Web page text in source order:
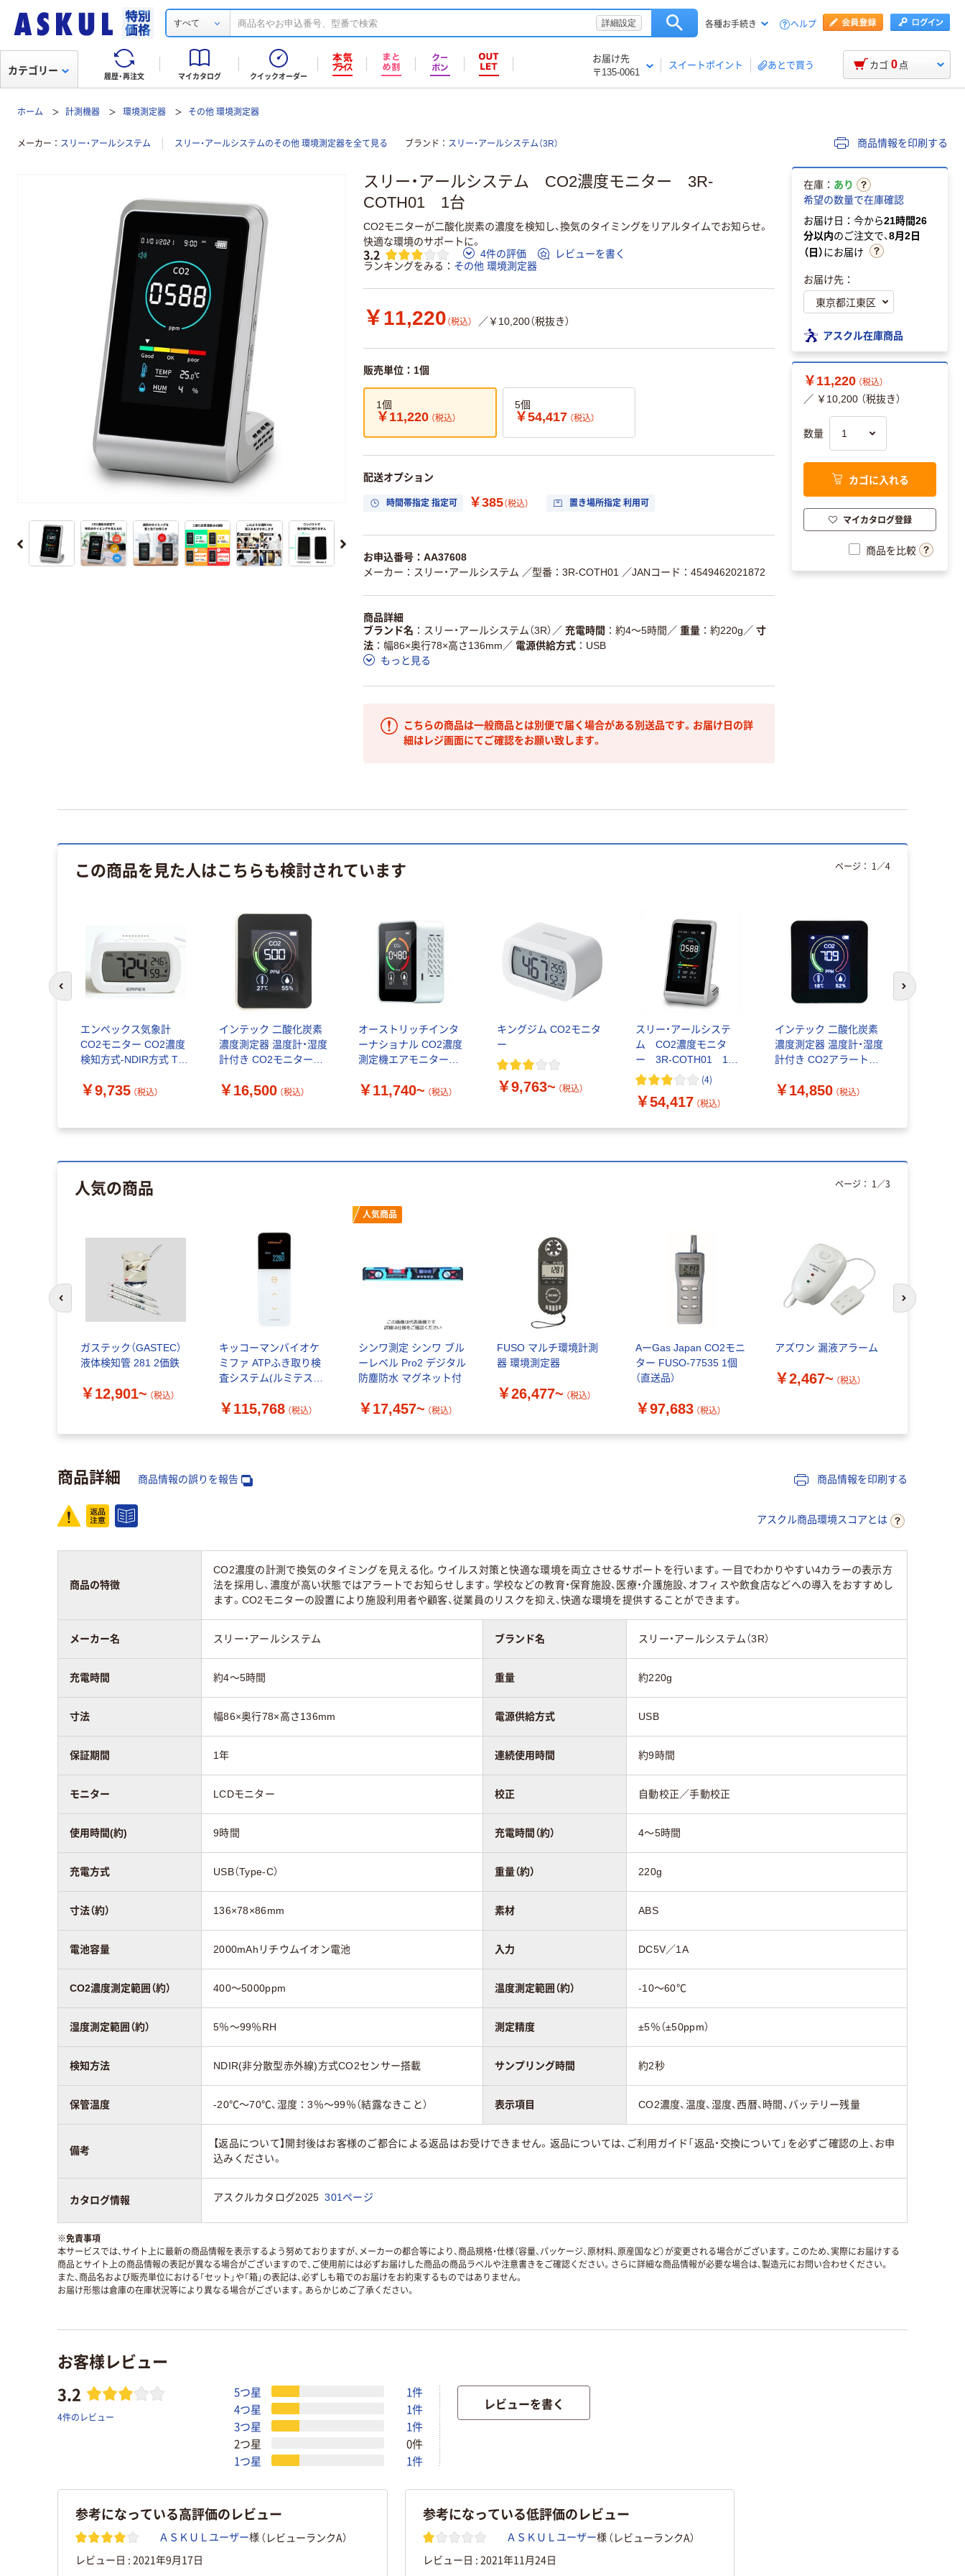
すべて 詳細設定 各種お手続き ヘルプ
履歴・再注文 マイカタログ クイックオーダー
お届け先
〒135-0061
スイートポイント あとで買う
カテゴリー カゴ 0 点
ホーム 計測機器 環境測定器 その他 環境測定器
メーカー スリー・アールシステム スリー・アールシステムのその他 環境測定器を全て見る ブランド スリー・アールシステム（3R） 商品情報を印刷する
スリー・アールシステム CO2濃度モニター 3R-
COTH01 1台
CO2モニターが二酸化炭素の濃度を検知し、換気のタイミングをリアルタイムでお知らせ。
快適な環境のサポートに。
3.2 4件の評価
レビューを書く
ランキングをみる
その他 環境測定器
￥11,220 （税込） ／￥10,200（税抜き）
販売単位：1個
1個
￥11,220 （税込）
5個
￥54,417 （税込）
配送オプション
時間帯指定 指定可 ￥385（税込） 置き場所指定 利用可
お申込番号：AA37608
メーカー：スリー・アールシステム ／型番：3R-COTH01 ／JANコード：4549462021872
商品詳細
ブランド名
スリー・アールシステム（3R） ／ 充電時間 約4～5時間 ／ 重量 約220g ／ 寸
法
幅86×奥行78×高さ136mm ／ 電源供給方式
USB
もっと見る
こちらの商品は一般商品とは別便で届く場合がある別送品です。お届け日の詳
細はレジ画面にてご確認をお願い致します。
在庫： あり
希望の数量で在庫確認
お届け日：今から21時間26
分以内のご注文で、8月2日
（日）にお届け
お届け先：
アスクル在庫商品
￥11,220 （税込）
／ ￥10,200 （税抜き）
数量
カゴに入れる
マイカタログ登録
商品を比較
この商品を見た人はこちらも検討されています
エンペックス気象計
CO2モニター CO2濃度
検知方式-NDIR方式 TD-
￥9,735 （税込）
インテック 二酸化炭素
濃度測定器 温度計・湿度
計付き CO2モニター
￥16,500 （税込）
オーストリッチインタ
ーナショナル CO2濃度
測定機エアモニター
￥11,740~ （税込）
キングジム CO2モニタ
ー
￥9,763~ （税込）
スリー・アールシステ
ム CO2濃度モニタ
ー 3R-COTH01 1台
5個
(4)
￥54,417 （税込）
インテック 二酸化炭素
濃度測定器 温度計・湿度
計付き CO2アラートモ
個（直送品）
￥14,850 （税込）
ページ： 1 ／4
前のスライドへ 次のスライド
人気の商品
ガステック（GASTEC）
液体検知管 281 2価鉄
￥12,901~ （税込）
キッコーマンバイオケ
ミファ ATPふき取り検
査システム(ルミテスタ
個
￥115,768 （税込）
人気商品
シンワ測定 シンワ ブル
ーレベル Pro2 デジタル
防塵防水 マグネット付
￥17,457~ （税込）
FUSO マルチ環境計測
器 環境測定器
￥26,477~ （税込）
AーGas Japan CO2モニ
ター FUSO-77535 1個
（直送品）
￥97,683 （税込）
アズワン 漏液アラーム
￥2,467~ （税込）
ページ： 1 ／3
前のスライドへ 次のスライド
商品詳細 商品情報の誤りを報告 商品情報を印刷する
アスクル商品環境スコアとは
商品の特徴
CO2濃度の計測で換気のタイミングを見える化。ウイルス対策と快適な環境を両立させるサポートを行います。一目でわかりやすい4カラーの表示方
法を採用し、濃度が高い状態ではアラートでお知らせします。学校などの教育・保育施設、医療・介護施設、オフィスや飲食店などへの導入をおすすめし
ます。CO2モニターの設置により施設利用者や顧客、従業員のリスクを抑え、快適な環境を提供することができます。
メーカー名 スリー・アールシステム ブランド名 スリー・アールシステム（3R）
充電時間 約4～5時間 重量 約220g
寸法 幅86×奥行78×高さ136mm 電源供給方式 USB
保証期間 1年 連続使用時間 約9時間
モニター LCDモニター 校正 自動校正／手動校正
使用時間(約) 9時間 充電時間（約） 4～5時間
充電方式 USB（Type-C） 重量（約） 220g
寸法（約） 136×78×86mm 素材 ABS
電池容量 2000mAhリチウムイオン電池 入力 DC5V／1A
CO2濃度測定範囲（約） 400～5000ppm 温度測定範囲（約） -10～60℃
湿度測定範囲（約） 5％～99％RH 測定精度 ±5％（±50ppm）
検知方法 NDIR(非分散型赤外線)方式CO2センサー搭載 サンプリング時間 約2秒
保管温度 -20℃～70℃、湿度：3％～99％（結露なきこと） 表示項目 CO2濃度、温度、湿度、西暦、時間、バッテリー残量
備考
【返品について】開封後はお客様のご都合による返品はお受けできません。返品については、ご利用ガイド「返品・交換について」を必ずご確認の上、お申
込みください。
カタログ情報 アスクルカタログ2025 301ページ
※免責事項
本サービスでは、サイト上に最新の商品情報を表示するよう努めておりますが、メーカーの都合等により、商品規格・仕様（容量、パッケージ、原材料、原産国など）が変更される場合がございます。このため、実際にお届けする
商品とサイト上の商品情報の表記が異なる場合がございますので、ご使用前には必ずお届けした商品の商品ラベルや注意書きをご確認ください。さらに詳細な商品情報が必要な場合は、製造元にお問い合わせください。
また、商品名および販売単位における「セット」や「箱」の表記は、必ずしも箱でのお届けをお約束するものではありません。
お届け形態は倉庫の在庫状況等により異なる場合がございます。あらかじめご了承ください。
お客様レビュー
3.2
4件のレビュー
5つ星
1件
4つ星
1件
3つ星
1件
2つ星
0件
1つ星
1件
レビューを書く
参考になっている高評価のレビュー
ＡＳＫＵＬユーザー様 （レビューランクA）
レビュー日 : 2021年9月17日
参考になっている低評価のレビュー
ＡＳＫＵＬユーザー様 （レビューランクA）
レビュー日 : 2021年11月24日